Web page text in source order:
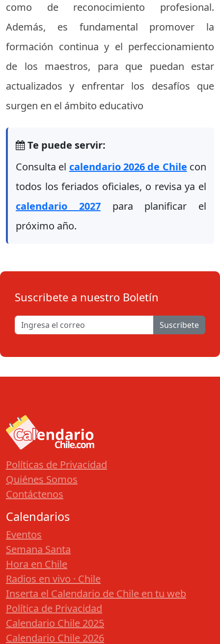
como de reconocimiento profesional.
Además, es fundamental promover la
formación continua y el perfeccionamiento
de los maestros, para que puedan estar
actualizados y enfrentar los desafíos que
surgen en el ámbito educativo
Te puede servir:
Consulta el calendario 2026 de Chile con
todos los feriados oficiales, o revisa ya el
calendario 2027para planificar el
próximo año.
Suscribete a nuestro Boletín
Suscribete
Políticas de Privacidad
Quiénes Somos
Contáctenos
Calendarios
Eventos
Semana Santa
Hora en Chile
Radios en vivo · Chile
Inserta el Calendario de Chile en tu web
Política de Privacidad
Calendario Chile 2025
Calendario Chile 2026